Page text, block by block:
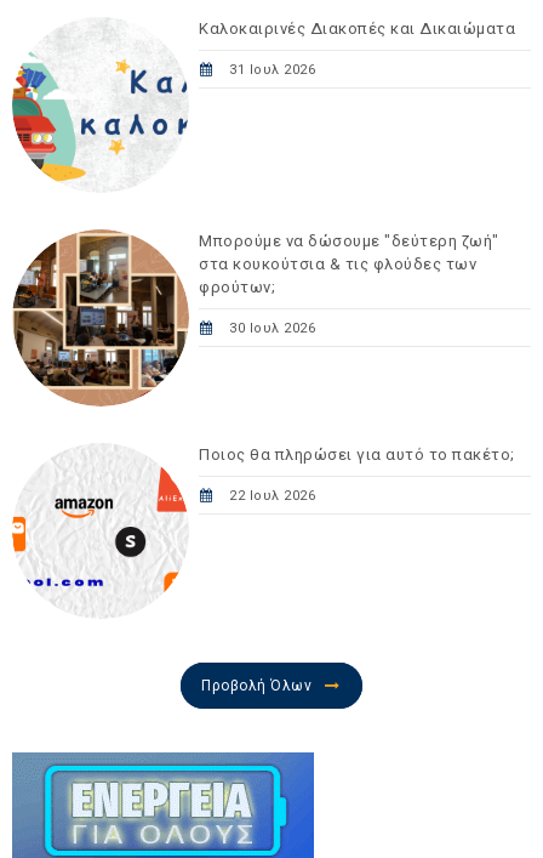
Καλοκαιρινές Διακοπές και Δικαιώματα
31 Ιουλ 2026
Μπορούμε να δώσουμε "δεύτερη ζωή"
στα κουκούτσια & τις φλούδες των
φρούτων;
30 Ιουλ 2026
Ποιος θα πληρώσει για αυτό το πακέτο;
22 Ιουλ 2026
Προβολή Όλων